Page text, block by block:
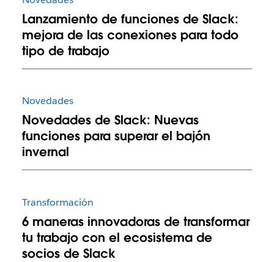
Lanzamiento de funciones de Slack:
mejora de las conexiones para todo
tipo de trabajo
Novedades
Novedades de Slack: Nuevas
funciones para superar el bajón
invernal
Transformación
6 maneras innovadoras de transformar
tu trabajo con el ecosistema de
socios de Slack